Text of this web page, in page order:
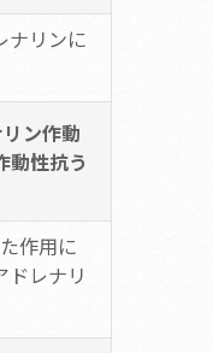
ナリンに
ン作動
動性抗う
作用に
ドレナリ